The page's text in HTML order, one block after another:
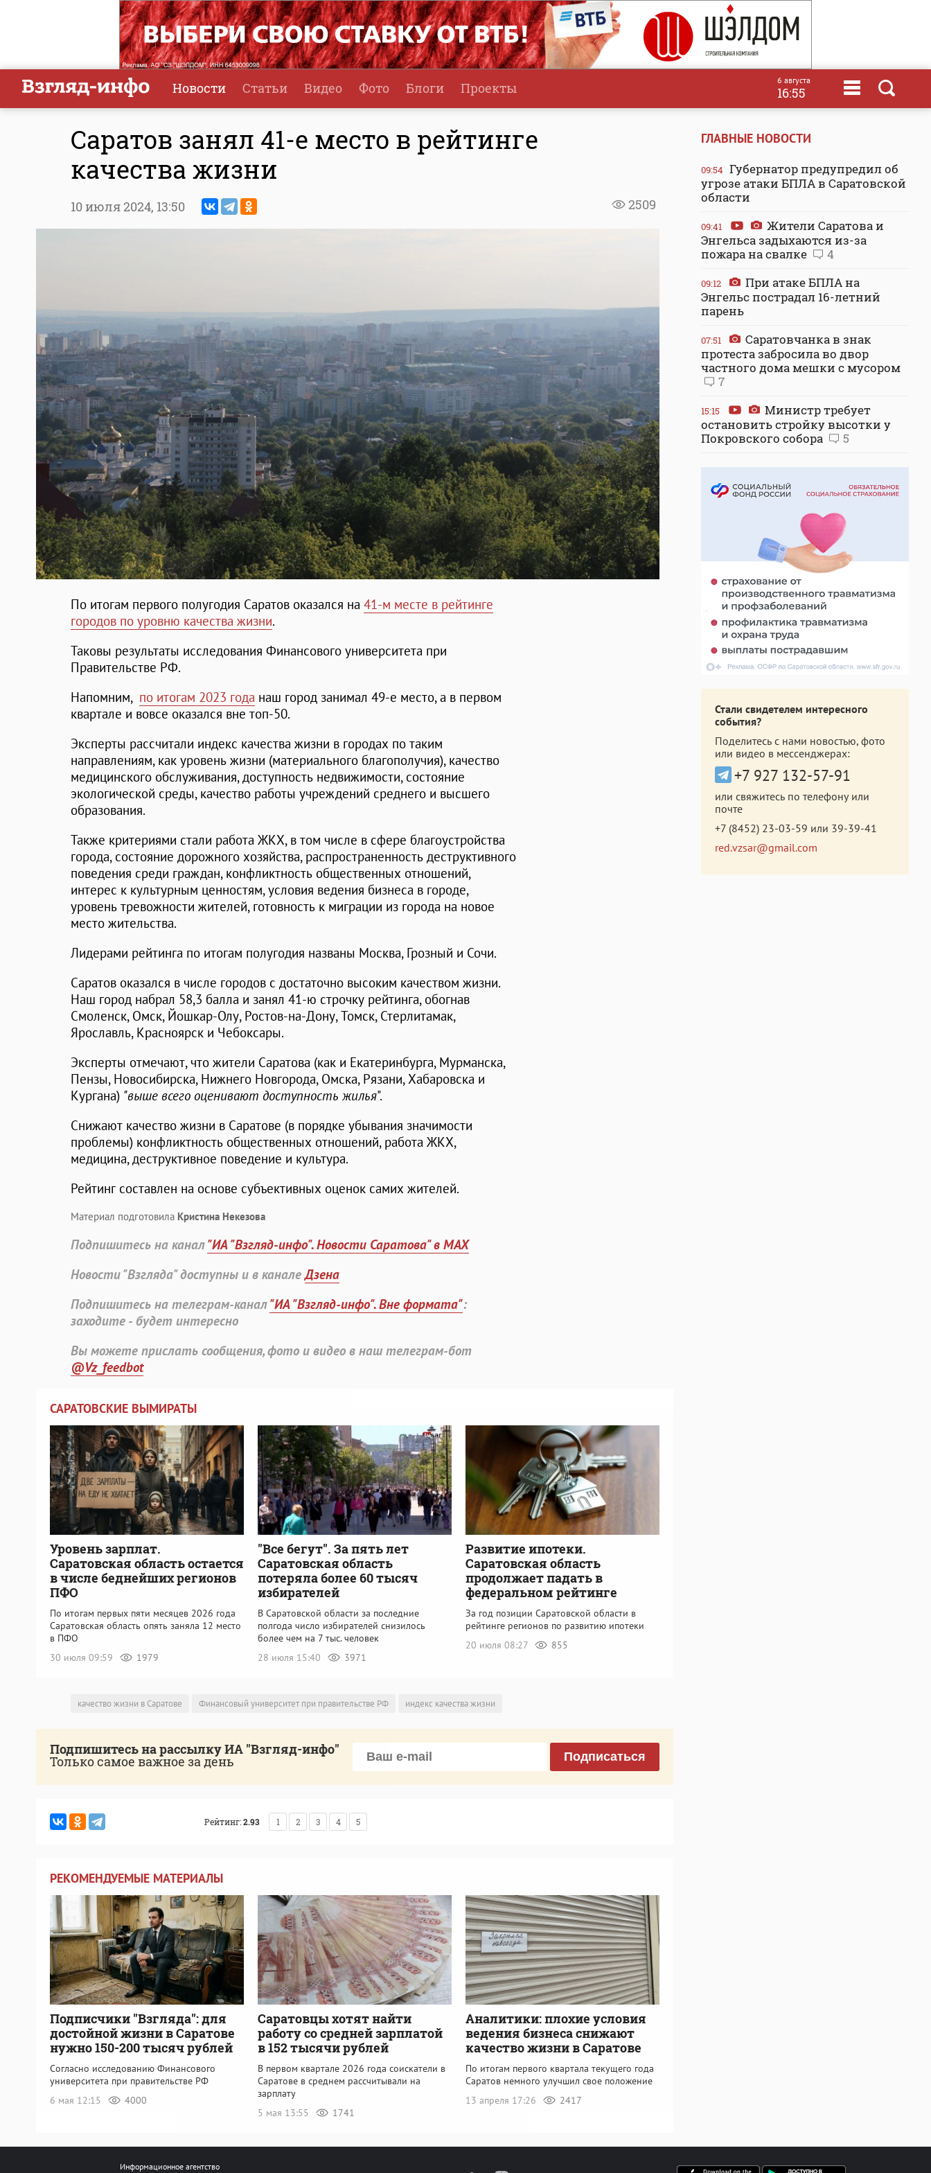
Новости Статьи Видео Фото Блоги Проекты 6 августа
16:55
Саратов занял 41-е место в рейтинге
качества жизни
2509
10 июля 2024, 13:50
По итогам первого полугодия Саратов оказался на 41-м месте в рейтинге
городов по уровню качества жизни.
Таковы результаты исследования Финансового университета при
Правительстве РФ.
Напомним, по итогам 2023 года наш город занимал 49-е место, а в первом
квартале и вовсе оказался вне топ-50.
Эксперты рассчитали индекс качества жизни в городах по таким
направлениям, как уровень жизни (материального благополучия), качество
медицинского обслуживания, доступность недвижимости, состояние
экологической среды, качество работы учреждений среднего и высшего
образования.
Также критериями стали работа ЖКХ, в том числе в сфере благоустройства
города, состояние дорожного хозяйства, распространенность деструктивного
поведения среди граждан, конфликтность общественных отношений,
интерес к культурным ценностям, условия ведения бизнеса в городе,
уровень тревожности жителей, готовность к миграции из города на новое
место жительства.
Лидерами рейтинга по итогам полугодия названы Москва, Грозный и Сочи.
Саратов оказался в числе городов с достаточно высоким качеством жизни.
Наш город набрал 58,3 балла и занял 41-ю строчку рейтинга, обогнав
Смоленск, Омск, Йошкар-Олу, Ростов-на-Дону, Томск, Стерлитамак,
Ярославль, Красноярск и Чебоксары.
Эксперты отмечают, что жители Саратова (как и Екатеринбурга, Мурманска,
Пензы, Новосибирска, Нижнего Новгорода, Омска, Рязани, Хабаровска и
Кургана) "выше всего оценивают доступность жилья".
Снижают качество жизни в Саратове (в порядке убывания значимости
проблемы) конфликтность общественных отношений, работа ЖКХ,
медицина, деструктивное поведение и культура.
Рейтинг составлен на основе субъективных оценок самих жителей.
Материал подготовила Кристина Некезова
Подпишитесь на канал"ИА "Взгляд-инфо". Новости Саратова" в MAX
Новости "Взгляда" доступны и в каналеДзена
Подпишитесь на телеграм-канал"ИА "Взгляд-инфо". Вне формата":
заходите - будет интересно
Вы можете прислать сообщения, фото и видео в наш телеграм-бот
@Vz_feedbot
САРАТОВСКИЕ ВЫМИРАТЫ
Уровень зарплат.
Саратовская область остается
в числе беднейших регионов
ПФО
По итогам первых пяти месяцев 2026 года
Саратовская область опять заняла 12 место
в ПФО
30 июля 09:59
1979
"Все бегут". За пять лет
Саратовская область
потеряла более 60 тысяч
избирателей
В Саратовской области за последние
полгода число избирателей снизилось
более чем на 7 тыс. человек
28 июля 15:40
3971
Развитие ипотеки.
Саратовская область
продолжает падать в
федеральном рейтинге
За год позиции Саратовской области в
рейтинге регионов по развитию ипотеки
20 июля 08:27
855
качество жизни в Саратове Финансовый университет при правительстве РФ индекс качества жизни
Подпишитесь на рассылку ИА "Взгляд-инфо"
Только самое важное за день Подписаться
Рейтинг:2.93 1 2 3 4 5
РЕКОМЕНДУЕМЫЕ МАТЕРИАЛЫ
Подписчики "Взгляда": для
достойной жизни в Саратове
нужно 150-200 тысяч рублей
Согласно исследованию Финансового
университета при правительстве РФ
6 мая 12:15
4000
Саратовцы хотят найти
работу со средней зарплатой
в 152 тысячи рублей
В первом квартале 2026 года соискатели в
Саратове в среднем рассчитывали на
зарплату
5 мая 13:55
1741
Аналитики: плохие условия
ведения бизнеса снижают
качество жизни в Саратове
По итогам первого квартала текущего года
Саратов немного улучшил свое положение
13 апреля 17:26
2417
ГЛАВНЫЕ НОВОСТИ
09:54 Губернатор предупредил об
угрозе атаки БПЛА в Саратовской
области
09:41
Жители Саратова и
Энгельса задыхаются из-за
пожара на свалке
4
09:12
При атаке БПЛА на
Энгельс пострадал 16-летний
парень
07:51
Саратовчанка в знак
протеста забросила во двор
частного дома мешки с мусором
7
15:15
Министр требует
остановить стройку высотки у
Покровского собора
5
Стали свидетелем интересного
события?
Поделитесь с нами новостью, фото
или видео в мессенджерах:
+7 927 132-57-91
или свяжитесь по телефону или
почте
+7 (8452) 23-03-59 или 39-39-41
red.vzsar@gmail.com
Информационное агентство